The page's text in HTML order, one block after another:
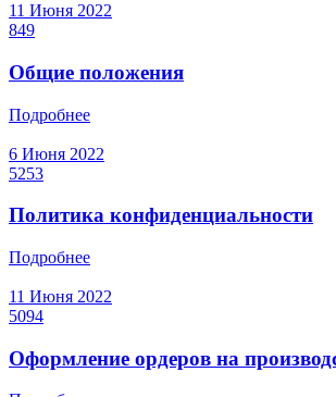
11 Июня 2022
849
Общие положения
Подробнее
6 Июня 2022
5253
Политика конфиденциальности
Подробнее
11 Июня 2022
5094
Оформление ордеров на